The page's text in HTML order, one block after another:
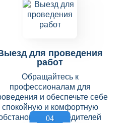
для проведения
работ
Обращайтесь к
профессионалам для
и обеспечьте себе
спокойную и комфортную
без вредителей
04